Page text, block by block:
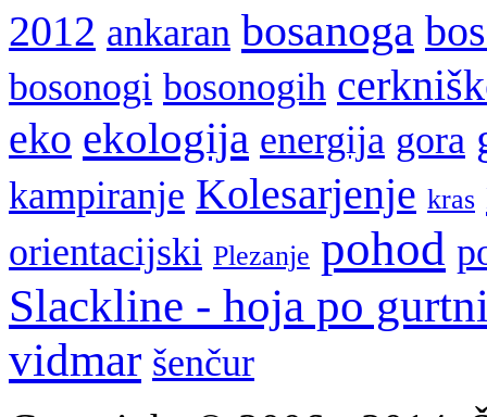
2012 ankaran bosanoga
bosonogi bosonogih
eko ekologija energija gora
kampiranje Kolesarjenje kras
orientacijski Plezanje pohod
Slackline - hoja po
vidmar šenčur